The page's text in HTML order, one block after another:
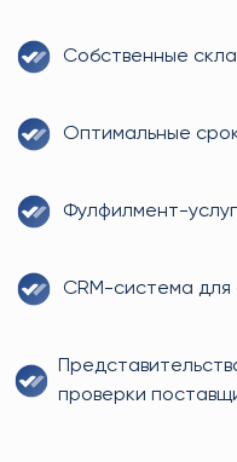
Собственные
Оптимальные
Фулфилмент-
CRM-система для
проверки